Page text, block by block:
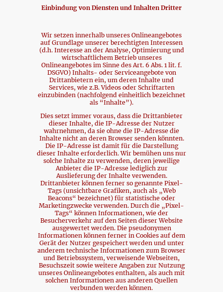
Einbindung von Diensten und Inhalten Dritter
Wir setzen innerhalb unseres Onlineangebotes
auf Grundlage unserer berechtigten Interessen
(d.h. Interesse an der Analyse, Optimierung und
wirtschaftlichem Betrieb unseres
Onlineangebotes im Sinne des Art. 6 Abs. 1 lit. f.
DSGVO) Inhalts- oder Serviceangebote von
Drittanbietern ein, um deren Inhalte und
Services, wie z.B. Videos oder Schriftarten
einzubinden (nachfolgend einheitlich bezeichnet
als “Inhalte”).
Dies setzt immer voraus, dass die Drittanbieter
dieser Inhalte, die IP-Adresse der Nutzer
wahrnehmen, da sie ohne die IP-Adresse die
Inhalte nicht an deren Browser senden könnten.
Die IP-Adresse ist damit für die Darstellung
dieser Inhalte erforderlich. Wir bemühen uns nur
solche Inhalte zu verwenden, deren jeweilige
Anbieter die IP-Adresse lediglich zur
Auslieferung der Inhalte verwenden.
Drittanbieter können ferner so genannte Pixel-
Tags (unsichtbare Grafiken, auch als „Web
Beacons“ bezeichnet) für statistische oder
Marketingzwecke verwenden. Durch die „Pixel-
Tags“ können Informationen, wie der
Besucherverkehr auf den Seiten dieser Website
ausgewertet werden. Die pseudonymen
Informationen können ferner in Cookies auf dem
Gerät der Nutzer gespeichert werden und unter
anderem technische Informationen zum Browser
und Betriebssystem, verweisende Webseiten,
Besuchszeit sowie weitere Angaben zur Nutzung
unseres Onlineangebotes enthalten, als auch mit
solchen Informationen aus anderen Quellen
verbunden werden können.